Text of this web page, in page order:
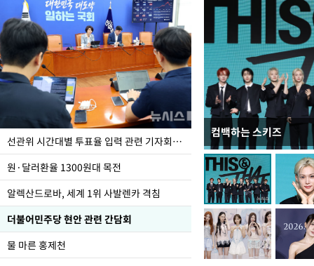
선관위 시간대별 투표율 입력 관련 기자회견하는 주진우 의원
원·달러환율 1300원대 목전
알렉산드로바, 세계 1위 사발렌카 격침
더불어민주당 현안 관련 간담회
물 마른 홍제천
컴백하는 스키즈
주유소 기름값 12주